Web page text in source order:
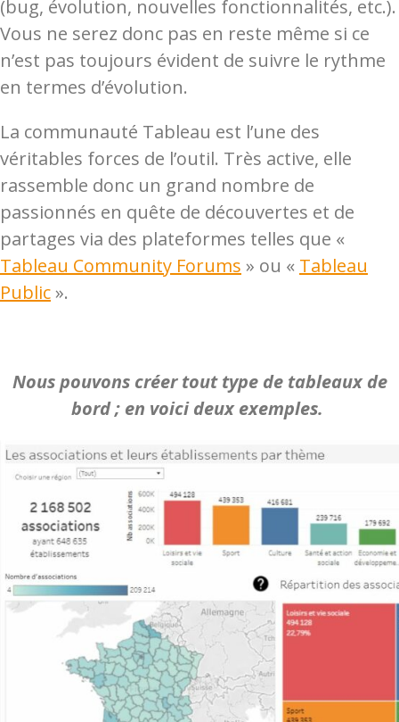
(bug, évolution, nouvelles fonctionnalités, etc.).
Vous ne serez donc pas en reste même si ce
n’est pas toujours évident de suivre le rythme
en termes d’évolution.
La communauté Tableau est l’une des
véritables forces de l’outil. Très active, elle
rassemble donc un grand nombre de
passionnés en quête de découvertes et de
partages via des plateformes telles que «
Tableau Community Forums » ou « Tableau
Public».
Nous pouvons créer tout type de tableaux de
bord ; en voici deux exemples.